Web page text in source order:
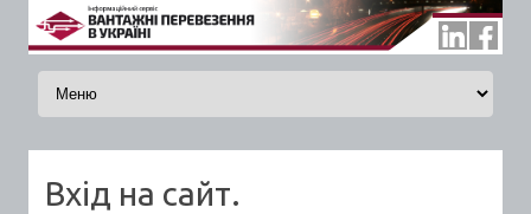
Skip to content
Вхід на сайт.